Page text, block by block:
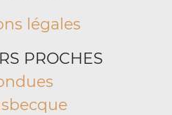
légales
PROCHES